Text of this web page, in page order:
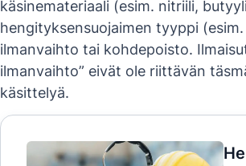
käsinemateriaali (esim. nitriili,
hengityksensuojaimen tyyppi
ilmanvaihto tai kohdepoisto.
ilmanvaihto” eivät ole riittävän
käsittelyä.